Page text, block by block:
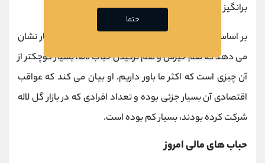
برانگیز
را، یک افسانه معرفی می کند.
بر اساس تحقیقات گسترده آرشیوی، استدلال‌ های گلدگار نشان
می‌ دهد که هم خیزش و هم ترکیدن حباب لاله، بسیار کوچکتر از
آن چیزی است که اکثر ما باور داریم. او بیان می ‌کند که عواقب
اقتصادی آن بسیار جزئی بوده و تعداد افرادی که در بازار گل لاله
شرکت کرده بودند، بسیار کم بوده است.
حباب های مالی امروز
حتما